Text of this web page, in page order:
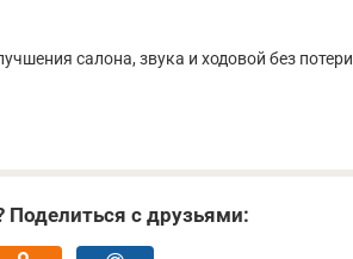
салона, звука и ходовой без потери
Поделиться с друзьями: